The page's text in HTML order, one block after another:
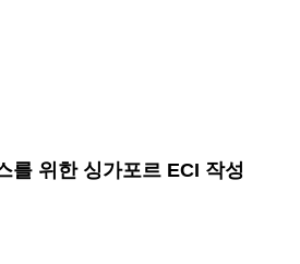
를 위한 싱가포르 ECI 작성